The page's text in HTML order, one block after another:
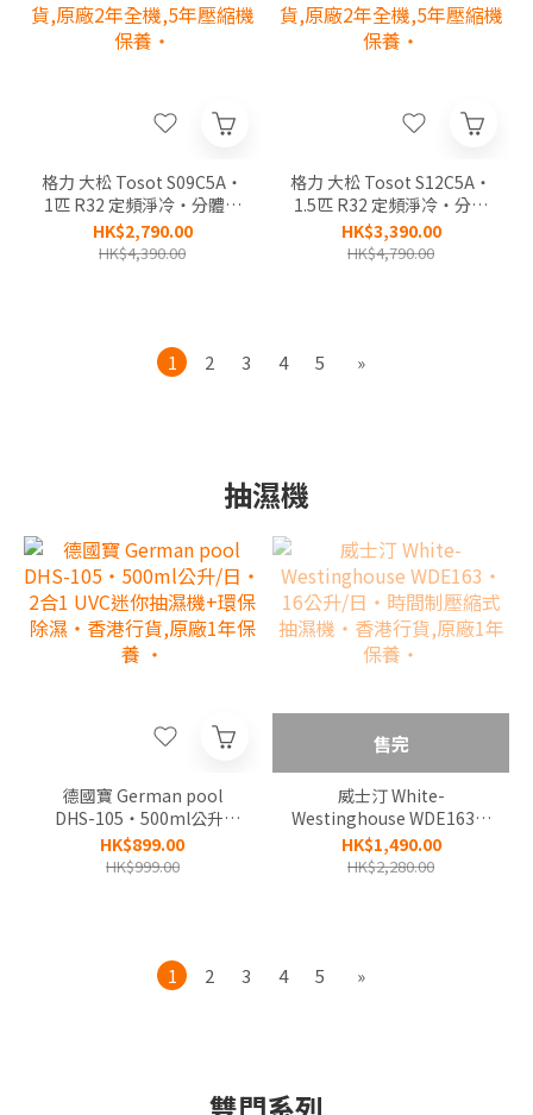
格力 大松 Tosot S09C5A‧
1匹 R32 定頻淨冷‧分體式
冷氣機‧香港行貨,原廠2年
全機,5年壓縮機保養‧
HK$2,790.00
HK$4,390.00
格力 大松 Tosot S12C5A‧
1.5匹 R32 定頻淨冷‧分體
式冷氣機‧香港行貨,原廠2
年全機,5年壓縮機保養‧
HK$3,390.00
HK$4,790.00
1 2 3 4 5 »
抽濕機
德國寶 German pool
DHS-105‧500ml公升/
日‧2合1 UVC迷你抽濕機
+環保除濕‧香港行貨,原廠
HK$899.00
HK$999.00
售完
威士汀 White-
Westinghouse WDE163‧
16公升/日‧時間制壓縮式
抽濕機‧香港行貨,原廠1年
HK$1,490.00
HK$2,280.00
1 2 3 4 5 »